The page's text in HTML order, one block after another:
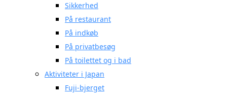
Sikkerhed
På restaurant
På indkøb
På privatbesøg
På toilettet og i bad
Aktiviteter i Japan
Fuji-bjerget